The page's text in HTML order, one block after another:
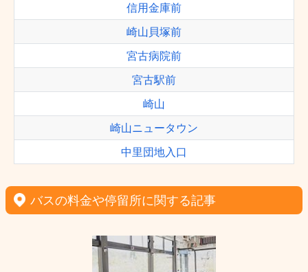
信用金庫前
崎山貝塚前
宮古病院前
宮古駅前
崎山
崎山ニュータウン
中里団地入口
バスの料金や停留所に関する記事